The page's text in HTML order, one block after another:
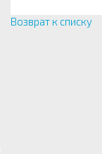
Возврат к списку